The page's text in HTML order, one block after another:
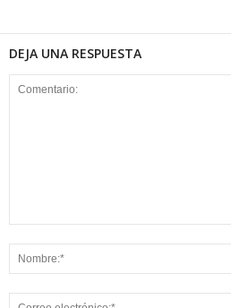
DEJA UNA RESPUESTA